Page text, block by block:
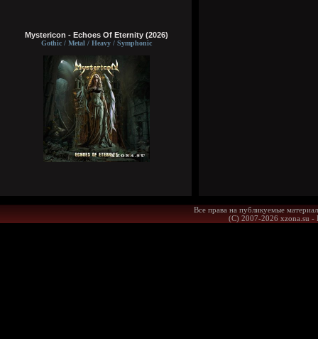
Mystericon - Echoes Of Eternity (2026)
Gothic / Metal / Heavy / Symphonic
Все права на публикуемые
(С) 2007-2026 xzona.su -